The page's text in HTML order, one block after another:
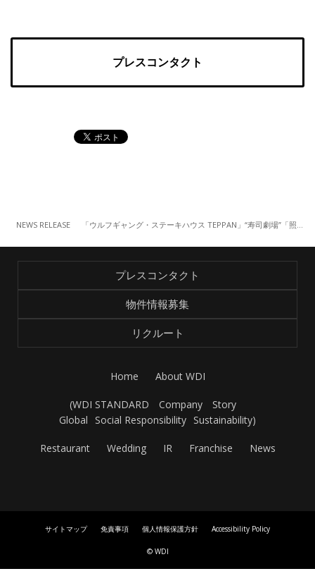
プレスコンタクト
NEWS RELEASE 「ウルフギャング・ステーキハウス TEPPAN」“寿司劇場”「照寿司」とのコラボイベント開催
プレスコンタクト
物件情報募集
リクルート
Home About WDI
(WDI STANDARD Company
Story
Global Social Responsibility Sustainability)
Restaurant Wedding IR Franchise News
サイトマップ 免責事項 個人情報保護方針 Accessibility Policy
© WDI